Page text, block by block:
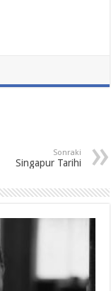
Sonraki
Singapur Tarihi